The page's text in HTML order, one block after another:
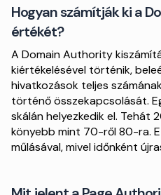
Hogyan számítják ki a
értékét?
A Domain Authority
kiértékelésével történik,
hivatkozások teljes
történő összekapcsolását.
skálán helyezkedik el.
könyebb mint 70-ről 80-ra.
műlásával, mivel időnként